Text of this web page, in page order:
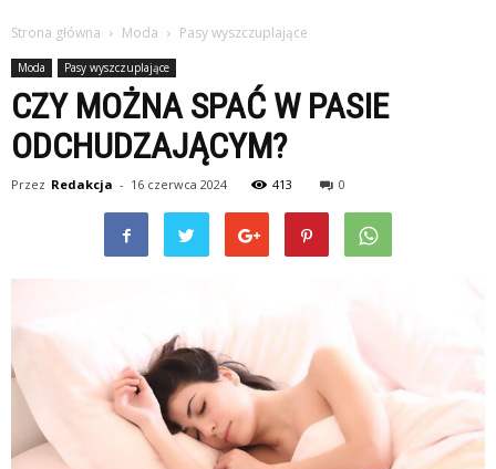
Strona główna Moda Pasy wyszczuplające
Moda Pasy wyszczuplające
CZY MOŻNA SPAĆ W PASIE
ODCHUDZAJĄCYM?
Przez Redakcja - 16 czerwca 2024 413 0